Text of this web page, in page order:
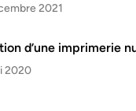
2021
d’une imprimerie
2020